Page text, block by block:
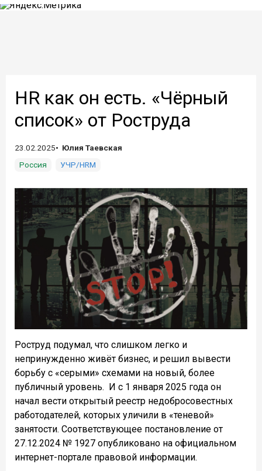
HR как он есть. «Чёрный
список» от Роструда
23.02.2025
Юлия Таевская
Россия
УЧР/HRM
Роструд подумал, что слишком легко и
непринужденно живёт бизнес, и решил вывести
борьбу с «серыми» схемами на новый, более
публичный уровень. И с 1 января 2025 года он
начал вести открытый реестр недобросовестных
работодателей, которых уличили в «теневой»
занятости. Соответствующее постановление от
27.12.2024 № 1927 опубликовано на официальном
интернет-портале правовой информации.